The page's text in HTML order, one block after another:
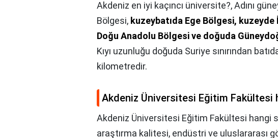
Akdeniz en iyi kaçıncı üniversite?,Adını
Bölgesi, kuzeybatıda Ege Bölgesi,
Doğu Anadolu Bölgesi ve doğuda
Kıyı uzunluğu doğuda Suriye sınırından
kilometredir.
Akdeniz Üniversitesi Eğitim Fakültesi
Akdeniz Üniversitesi Eğitim Fakültesi hangi
araştırma kalitesi, endüstri ve uluslararası